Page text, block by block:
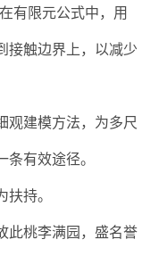
有限元公式中，用
接触边界上，以减少
观建模方法，为多尺
有效途径。
持。
此桃李满园，盛名誉